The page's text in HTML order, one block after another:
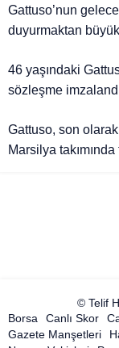
Gattuso’nun
duyurmaktan
46 yaşındaki
sözleşme
Gattuso, son
Marsilya
© Telif
Borsa
Canlı Skor
Gazete Manşetleri